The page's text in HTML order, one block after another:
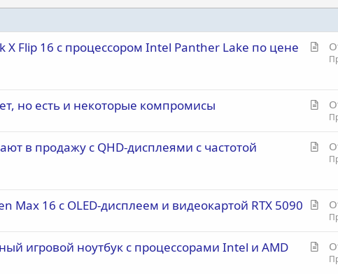
С
ь
Flip 16 с процессором Intel Panther Lake по цене
С
т
но есть и некоторые компромисы
С
ь
в продажу с QHD-дисплеями с частотой
С
т
Max 16 с OLED-дисплеем и видеокартой RTX 5090
С
игровой ноутбук с процессорами Intel и AMD